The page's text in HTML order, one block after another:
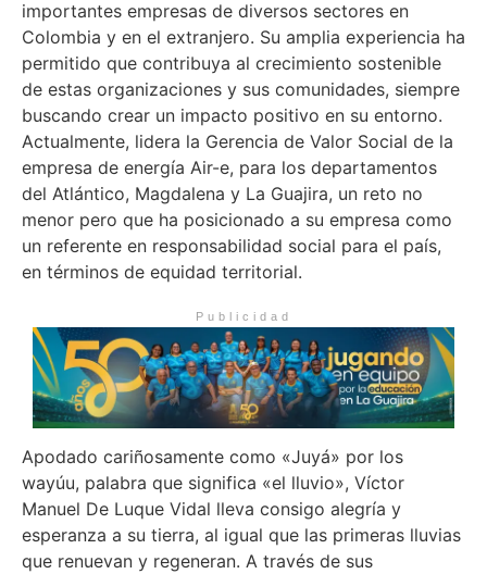
importantes empresas de diversos sectores en
Colombia y en el extranjero. Su amplia experiencia ha
permitido que contribuya al crecimiento sostenible
de estas organizaciones y sus comunidades, siempre
buscando crear un impacto positivo en su entorno.
Actualmente, lidera la Gerencia de Valor Social de la
empresa de energía Air-e, para los departamentos
del Atlántico, Magdalena y La Guajira, un reto no
menor pero que ha posicionado a su empresa como
un referente en responsabilidad social para el país,
en términos de equidad territorial.
Publicidad
Apodado cariñosamente como «Juyá» por los
wayúu, palabra que significa «el lluvio», Víctor
Manuel De Luque Vidal lleva consigo alegría y
esperanza a su tierra, al igual que las primeras lluvias
que renuevan y regeneran. A través de sus